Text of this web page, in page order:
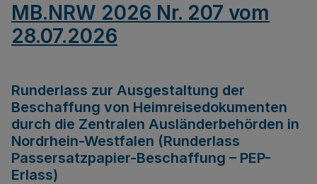
MB.NRW 2026 Nr. 207 vom
28.07.2026
Runderlass zur Ausgestaltung der
Beschaffung von Heimreisedokumenten
durch die Zentralen Ausländerbehörden in
Nordrhein-Westfalen (Runderlass
Passersatzpapier-Beschaffung – PEP-
Erlass)